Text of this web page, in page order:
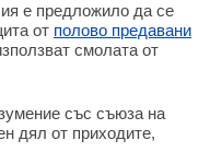
е предложило да се
от полово предавани
смолата от
със съюза на
дял от приходите,